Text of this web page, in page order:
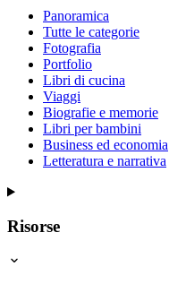
Panoramica
Tutte le categorie
Fotografia
Portfolio
Libri di cucina
Viaggi
Biografie e memorie
Libri per bambini
Business ed economia
Letteratura e narrativa
Risorse